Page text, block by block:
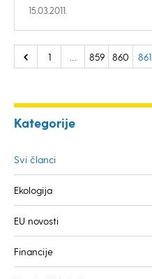
Kategorije
Svi članci
Ekologija
EU novosti
Financije
15.03.2011.
1 859 860 861